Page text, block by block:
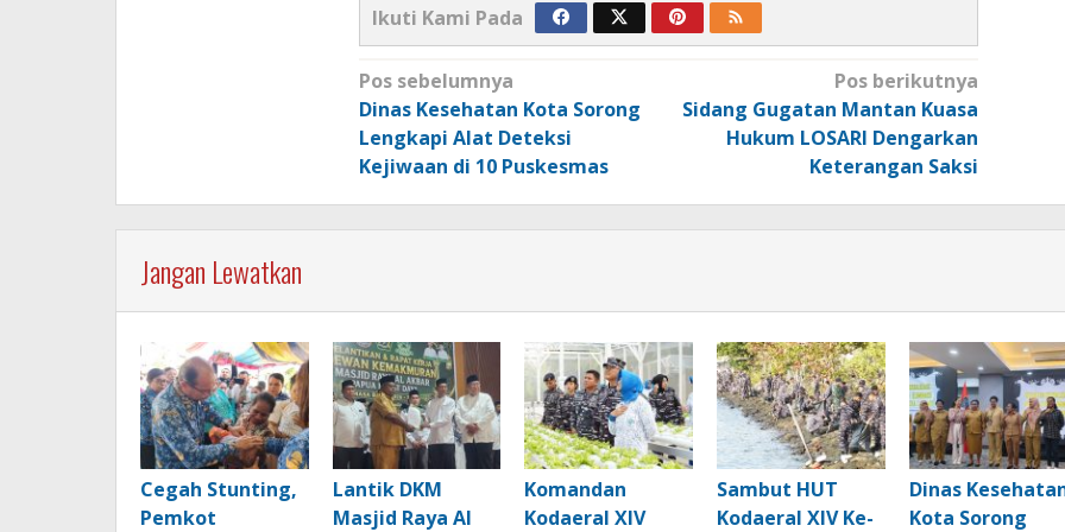
Ikuti Kami Pada
Navigasi
pos
Pos sebelumnya
Dinas Kesehatan Kota Sorong
Lengkapi Alat Deteksi
Kejiwaan di 10 Puskesmas
Pos berikutnya
Sidang Gugatan Mantan Kuasa
Hukum LOSARI Dengarkan
Keterangan Saksi
Jangan Lewatkan
Cegah Stunting,
Pemkot
Lantik DKM
Masjid Raya Al
Komandan
Kodaeral XIV
Sambut HUT
Kodaeral XIV Ke-
Dinas
Kota Sorong